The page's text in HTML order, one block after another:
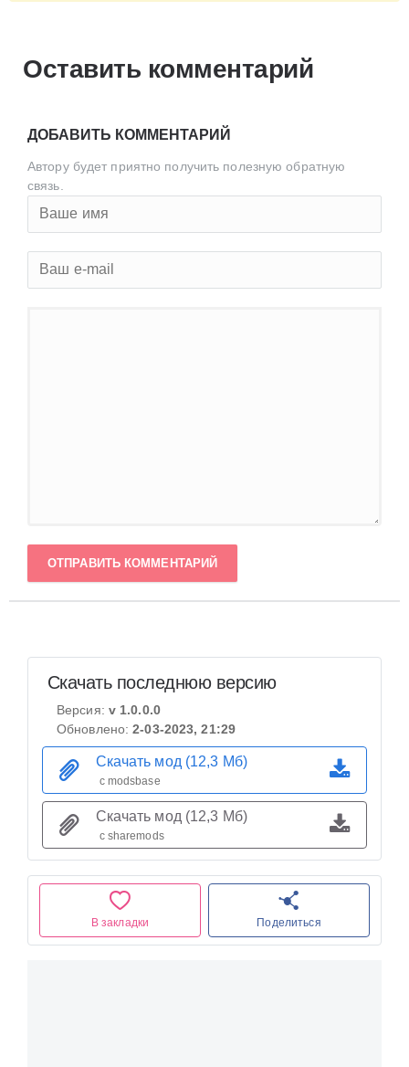
Оставить комментарий
ДОБАВИТЬ КОММЕНТАРИЙ
Автору будет приятно получить полезную обратную
связь.
ОТПРАВИТЬ КОММЕНТАРИЙ
В закладки Поделиться
Скачать последнюю версию
Версия: v 1.0.0.0
Обновлено:2-03-2023, 21:29
Скачать мод (12,3 Мб)
с modsbase
Скачать мод (12,3 Мб)
с sharemods